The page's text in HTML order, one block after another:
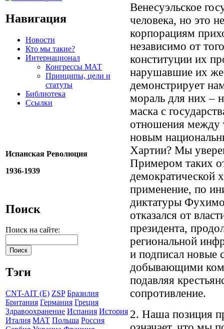
Навигация
Новости
Кто мы такие?
Интернационал
Конгрессы МАТ
Принципы, цели и
статуты
Библиотека
Ссылки
Испанская Революция
1936-1939
Поиск
Поиск на сайте:
Тэги
CNT-AIT (E) ZSP Бразилия
Британия Германия Греция
Здравоохранение Испания История
Италия МАТ Польша Россия
Венесуэльское
человека, но это
корпорациям
независимо от
конституции их
нарушавшие их же
демонстрирует
мораль для них –
маска с
отношения между
новым
Хартии? Мы
Примером таких
демократической
применение, по
диктатуры
отказался от
президента,
региональной
и подписал новые
добывающими
подавляя
сопротивление.
2. Наша позиция